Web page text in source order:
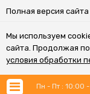
Полная версия сайта
Мы используем
сайта. Продолжая
условия обработки
Пн - Пт : 10:00